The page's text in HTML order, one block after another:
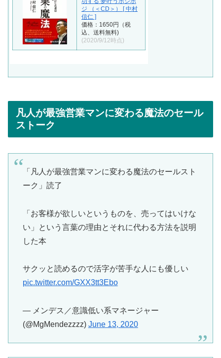
ジ （＜CD＞） [ 中村
信仁 ]
価格：1650円（税
込、送料無料)
(2020/9/12時点)
凡人が最強営業マンに変わる魔法のセール
ストーク
「凡人が最強営業マンに変わる魔法のセールスト
ーク」読了
「お客様が欲しいというものを、売ってはいけな
い」という言葉の理由とそれに代わる方法を説明
した本
サクッと読めるので活字が苦手な人にも優しい
pic.twitter.com/GXX3tt3Ebo
— メンデス／意識低い系マネージャー
(@MgMendezzzz) June 13, 2020